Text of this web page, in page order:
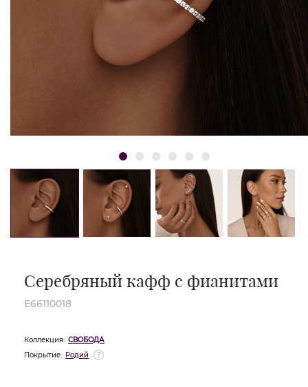
Серебряный кафф с фианитами
E66110018
Коллекция: СВОБОДА
Покрытие: Родий